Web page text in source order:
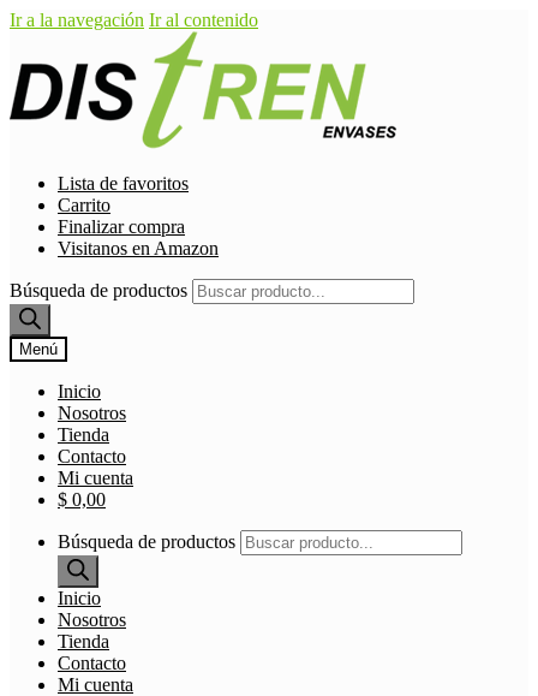
Ir a la navegación Ir al contenido
Lista de favoritos
Carrito
Finalizar compra
Visitanos en Amazon
Búsqueda de productos
Menú
Inicio
Nosotros
Tienda
Contacto
Mi cuenta
$ 0,00
Búsqueda de productos
Inicio
Nosotros
Tienda
Contacto
Mi cuenta